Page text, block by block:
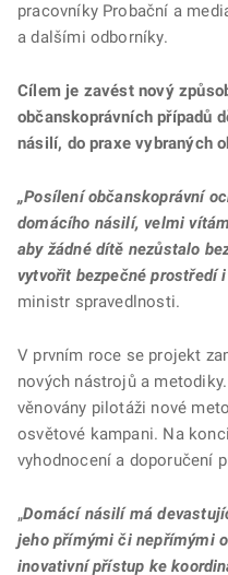
pracovníky Probační a
a dalšími odborníky.
Cílem je zavést nový
občanskoprávních případů
násilí, do praxe vybraných
„Posílení občanskoprávní
domácího násilí, velmi
aby žádné dítě nezůstalo
vytvořit bezpečné prostředí
ministr spravedlnosti.
V prvním roce se projekt
nových nástrojů a
věnovány pilotáži nové
osvětové kampani. Na
vyhodnocení a doporučení
„Domácí násilí má
jeho přímými či nepřímými
inovativní přístup ke